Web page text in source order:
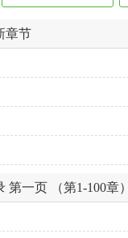
章节
第一页 （第1-100章）